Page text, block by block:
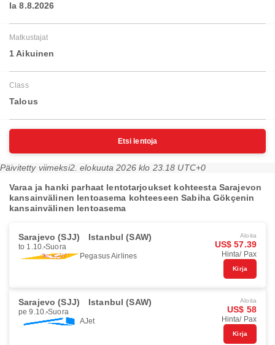
la 8.8.2026
Matkustajat
1 Aikuinen
Class
Talous
Etsi lentoja
Päivitetty viimeksi2. elokuuta 2026 klo 23.18 UTC+0
Varaa ja hanki parhaat lentotarjoukset kohteesta Sarajevon
kansainvälinen lentoasema kohteeseen Sabiha Gökçenin
kansainvälinen lentoasema
Sarajevo (SJJ) Istanbul (SAW)
to 1.10. Suora
Pegasus Airlines
Aloita
US$ 57.39
Hinta/ Pax
Kirja
Sarajevo (SJJ) Istanbul (SAW)
pe 9.10. Suora
AJet
Aloita
US$ 58
Hinta/ Pax
Kirja